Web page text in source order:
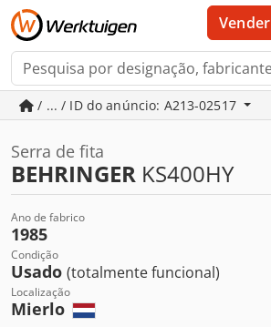
Vender
/ ... / ID do anúncio: A213-02517
Serra de fita
BEHRINGER KS400HY
Ano de fabrico
1985
Condição
Usado (totalmente funcional)
Localização
Mierlo